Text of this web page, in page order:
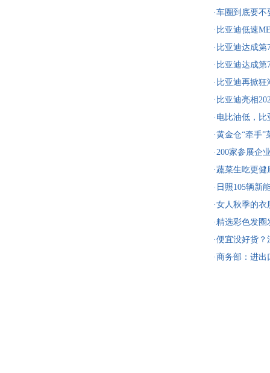
战略合作，共
·车圈到底要
·比亚迪低速
险
·比亚迪达成
即将上市！
·比亚迪达成
即将上市！
·比亚迪再掀
版
·比亚迪亮相
·电比油低，
耀出击
·黄金仓“牵手
·200家参展企
·蔬菜生吃更
险！
·日照105辆新
营服务再升级
·女人秋季的
简单单就很气
·精选彩色发
·便宜没好货
·商务部：进